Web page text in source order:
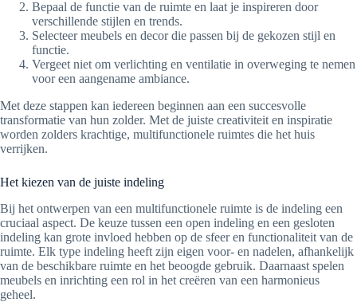
Bepaal de functie van de ruimte en laat je inspireren door
verschillende stijlen en trends.
Selecteer meubels en decor die passen bij de gekozen stijl en
functie.
Vergeet niet om verlichting en ventilatie in overweging te nemen
voor een aangename ambiance.
Met deze stappen kan iedereen beginnen aan een succesvolle
transformatie van hun zolder. Met de juiste creativiteit en inspiratie
worden zolders krachtige, multifunctionele ruimtes die het huis
verrijken.
Het kiezen van de juiste indeling
Bij het ontwerpen van een multifunctionele ruimte is de indeling een
cruciaal aspect. De keuze tussen een open indeling en een gesloten
indeling kan grote invloed hebben op de sfeer en functionaliteit van de
ruimte. Elk type indeling heeft zijn eigen voor- en nadelen, afhankelijk
van de beschikbare ruimte en het beoogde gebruik. Daarnaast spelen
meubels en inrichting een rol in het creëren van een harmonieus
geheel.